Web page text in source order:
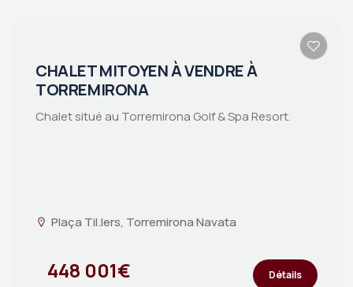
CHALET MITOYEN À VENDRE À
TORREMIRONA
Chalet situé au Torremirona Golf & Spa Resort.
Plaça Til.lers, Torremirona Navata
448 001€ Détails